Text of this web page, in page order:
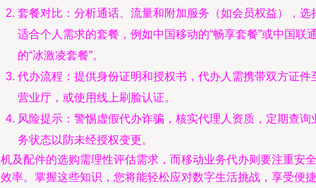
套餐对比：分析通话、流量和附加服务（如会员权益），选
适合个人需求的套餐，例如中国移动的“畅享套餐”或中国联
的“冰激凌套餐”。
代办流程：提供身份证明和授权书，代办人需携带双方证件
营业厅，或使用线上刷脸认证。
风险提示：警惕虚假代办诈骗，核实代理人资质，定期查询
务状态以防未经授权变更。
及配件的选购需理性评估需求，而移动业务代办则要注重安全
率。掌握这些知识，您将能轻松应对数字生活挑战，享受便捷